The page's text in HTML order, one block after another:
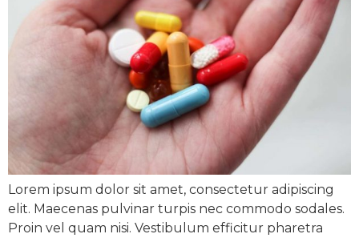
Lorem ipsum dolor sit amet, consectetur adipiscing
elit. Maecenas pulvinar turpis nec commodo sodales.
Proin vel quam nisi. Vestibulum efficitur pharetra